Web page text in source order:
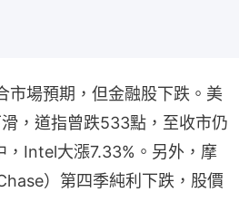
市場預期，但金融股下跌。美
，道指曾跌533點，至收市仍
，Intel大漲7.33%。另外，摩
）第四季純利下跌，股價